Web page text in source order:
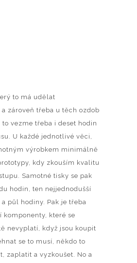
to má udělat
zároveň třeba u těch ozdob
vezme třeba i deset hodin
U každé jednotlivé věci,
výrobkem minimálně
kdy zkouším kvalitu
Samotné tisky se pak
hodin, ten nejjednodušší
půl hodiny. Pak je třeba
komponenty, které se
nevyplatí, když jsou koupit
se to musí, někdo to
zaplatit a vyzkoušet. No a